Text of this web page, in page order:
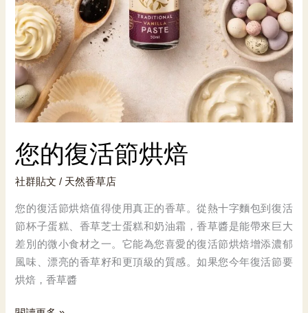
您的復活節烘焙
社群貼文 / 天然香草店
您的復活節烘焙值得使用真正的香草。從熱十字麵包到復活
節杯子蛋糕、香草芝士蛋糕和奶油霜，香草醬是能帶來巨大
差別的微小食材之一。它能為您喜愛的復活節烘焙增添濃郁
風味、漂亮的香草籽和更頂級的質感。如果您今年復活節要
烘焙，香草醬